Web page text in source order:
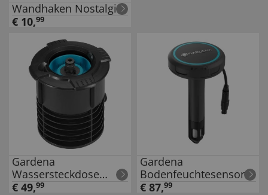
Wandhaken Nostalgie
€ 10,99
Gardena
Wassersteckdose
Pipeline
€ 49,99
Gardena
Bodenfeuchtesensor
1867
€ 87,99